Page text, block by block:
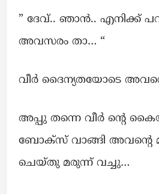
” ദേവ്.. ഞാൻ.. എനിക്ക്
അവസരം താ… “
വീർ ദൈന്യതയോടെ
അപ്പു തന്നെ വീർ ന്റെ
ബോക്സ് വാങ്ങി അവന്റെ
ചെയ്തു മരുന്ന് വച്ചു…